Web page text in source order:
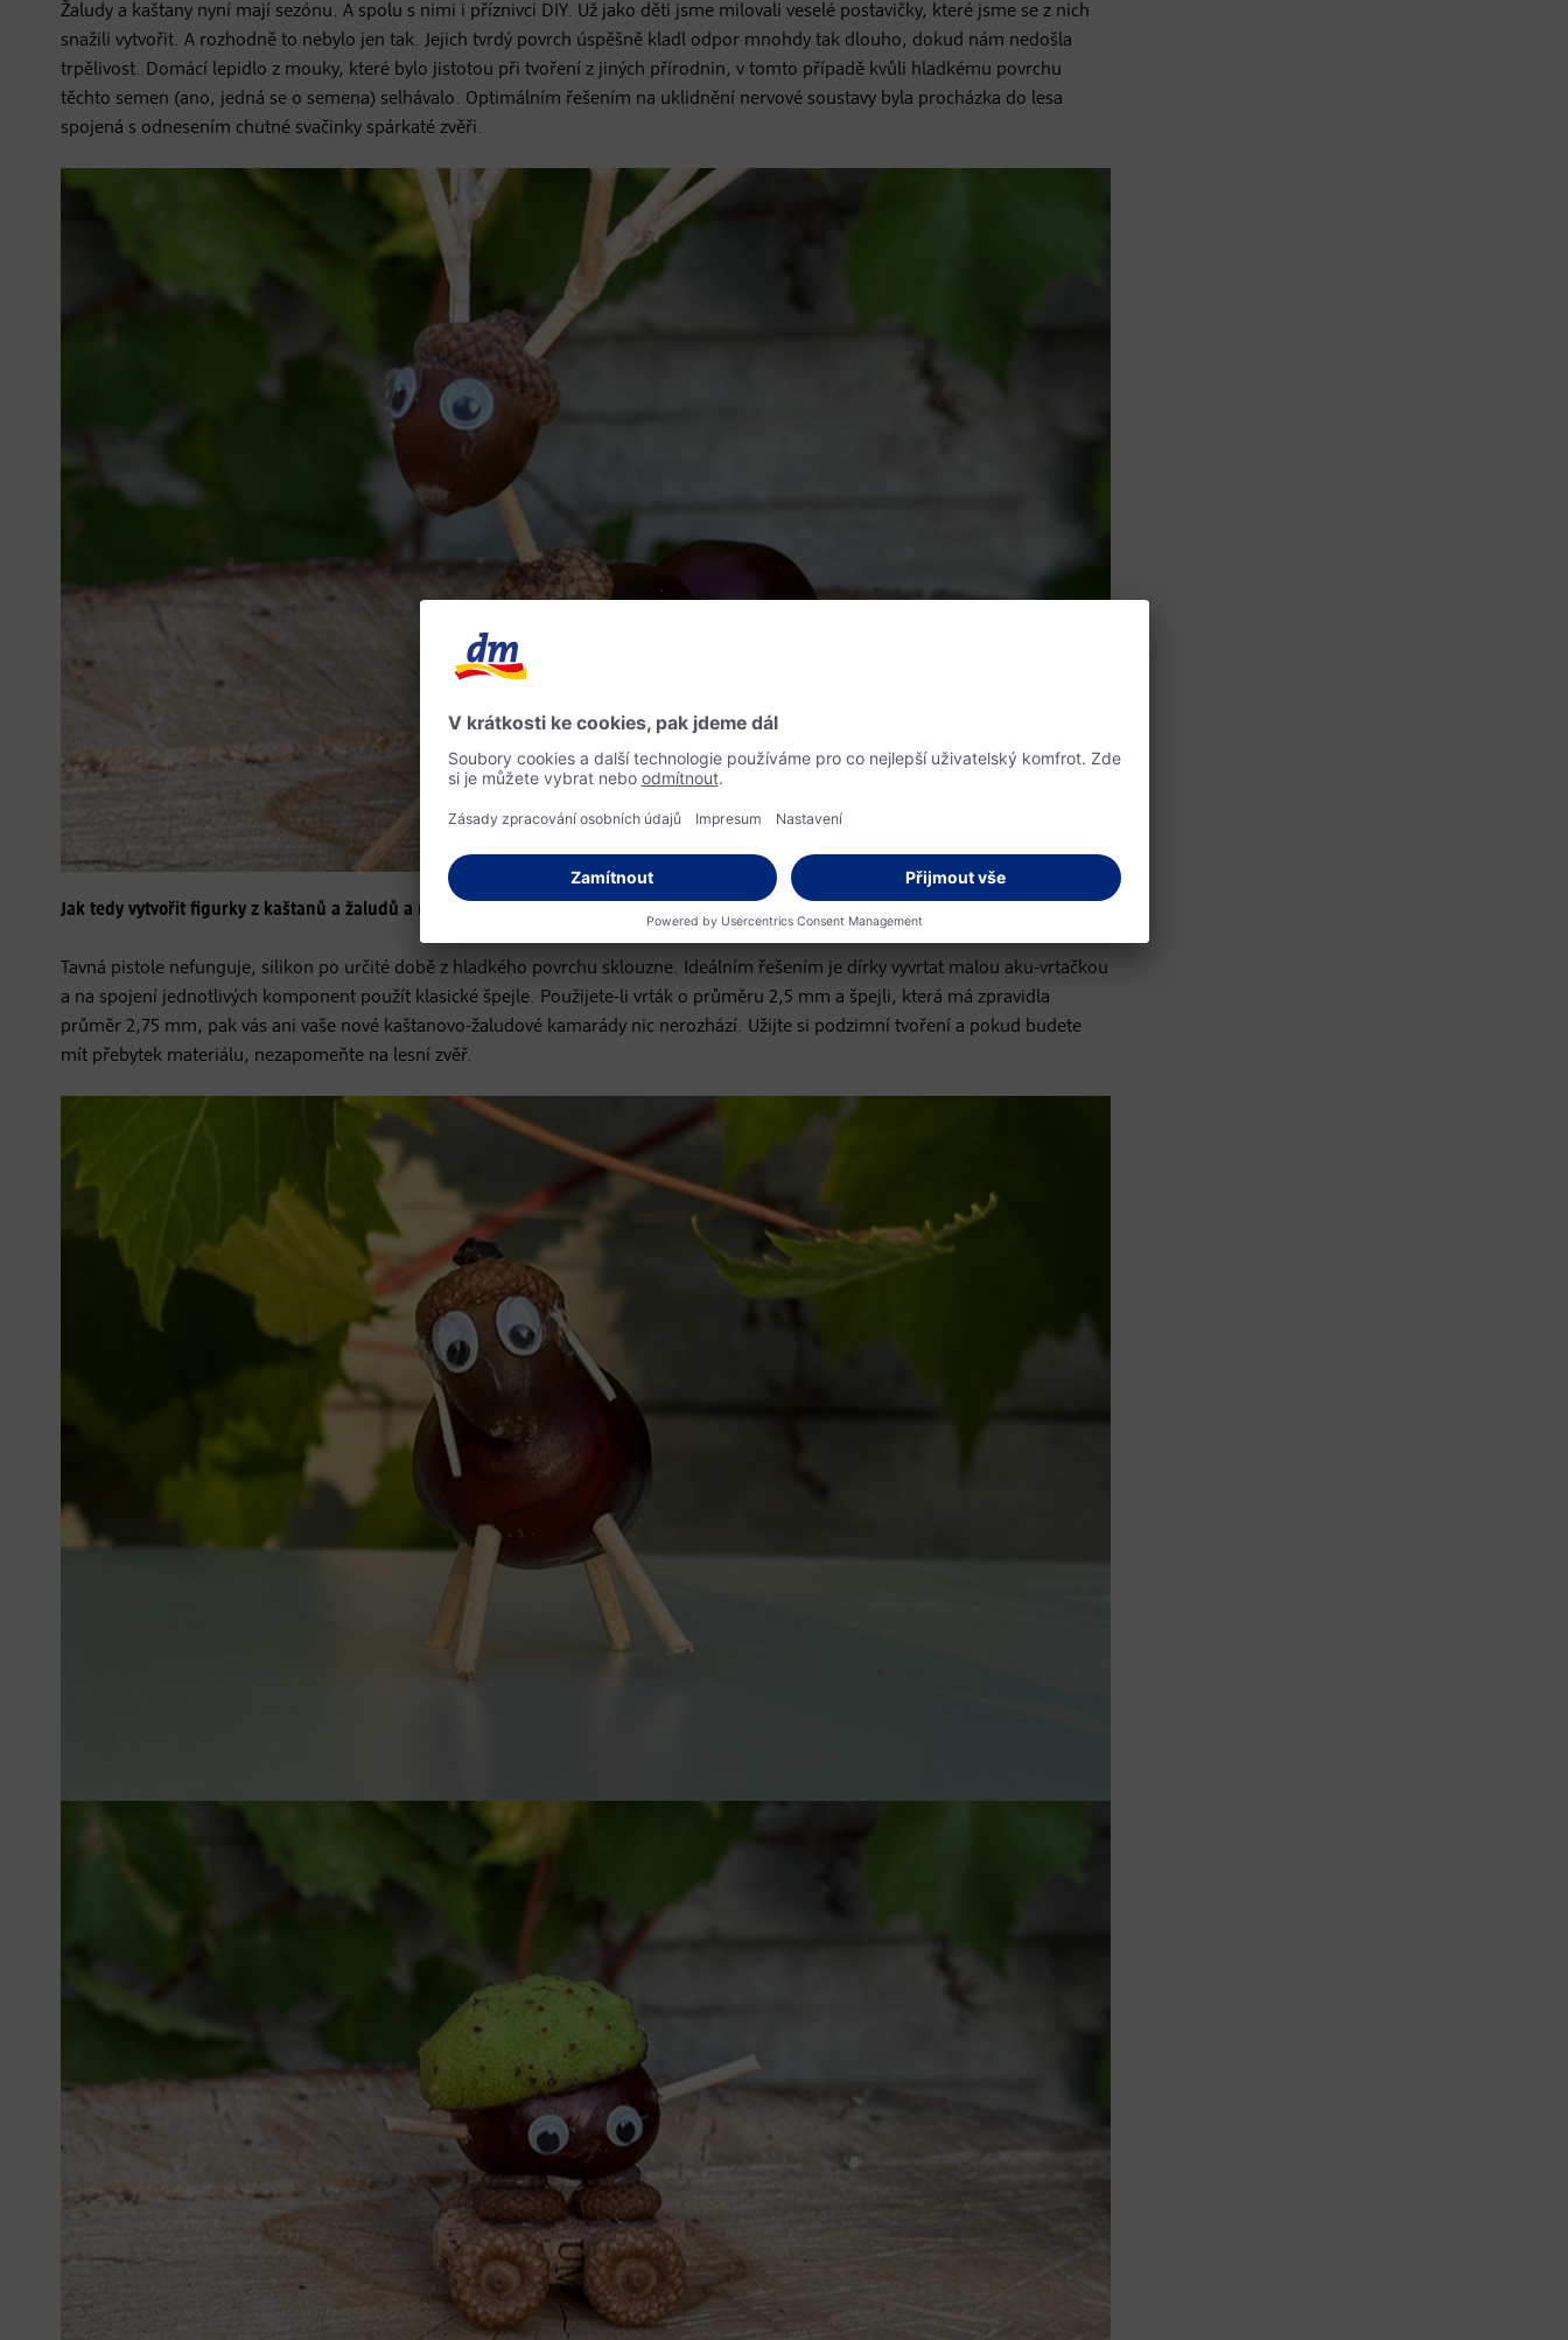
Žaludy a kaštany nyní mají sezónu. A spolu s nimi i příznivci DIY. Už jako děti jsme milovali veselé postavičky, které jsme se z nich
snažili vytvořit. A rozhodně to nebylo jen tak. Jejich tvrdý povrch úspěšně kladl odpor mnohdy tak dlouho, dokud nám nedošla
trpělivost. Domácí lepidlo z mouky, které bylo jistotou při tvoření z jiných přírodnin, v tomto případě kvůli hladkému povrchu
těchto semen (ano, jedná se o semena) selhávalo. Optimálním řešením na uklidnění nervové soustavy byla procházka do lesa
spojená s odnesením chutné svačinky spárkaté zvěři.
Jak tedy vytvořit figurky z kaštanů a žaludů a neztratit trpělivost?
Tavná pistole nefunguje, silikon po určité době z hladkého povrchu sklouzne. Ideálním řešením je dírky vyvrtat malou aku-vrtačkou
a na spojení jednotlivých komponent použít klasické špejle. Použijete-li vrták o průměru 2,5 mm a špejli, která má zpravidla
průměr 2,75 mm, pak vás ani vaše nové kaštanovo-žaludové kamarády nic nerozhází. Užijte si podzimní tvoření a pokud budete
mít přebytek materiálu, nezapomeňte na lesní zvěř.